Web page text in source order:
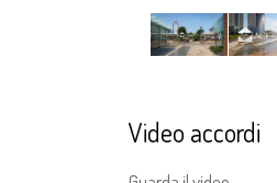
Video accordi